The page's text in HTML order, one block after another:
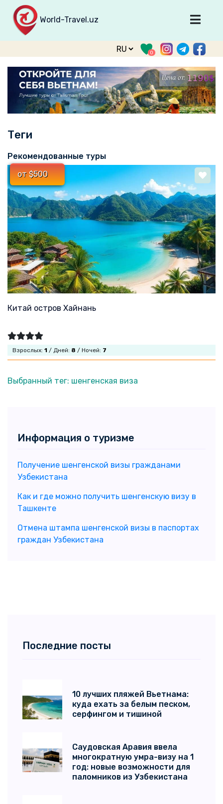
World-Travel.uz
Главная
Направления
Туры
Тур. фирмы
Табло прилета
Войти
Зарегистрироваться
support@world-travel.uz
0
Теги
Рекомендованные туры
от $500
Китай остров Хайнань
Взрослых: 1 / Дней: 8 / Ночей: 7
Выбранный тег: шенгенская виза
Информация о туризме
Получение шенгенской визы гражданами
Узбекистана
Как и где можно получить шенгенскую визу в
Ташкенте
Отмена штампа шенгенской визы в паспортах
граждан Узбекистана
Последние посты
10 лучших пляжей Вьетнама:
куда ехать за белым песком,
серфингом и тишиной
Саудовская Аравия ввела
многократную умра-визу на 1
год: новые возможности для
паломников из Узбекистана